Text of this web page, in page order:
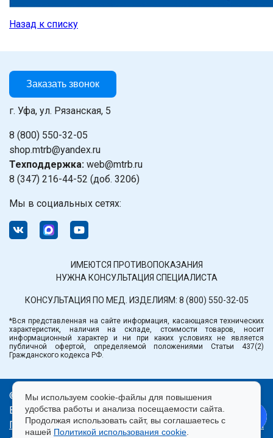
Назад к списку
Заказать звонок
г. Уфа, ул. Рязанская, 5
8 (800) 550-32-05
shop.mtrb@yandex.ru
Техподдержка: web@mtrb.ru
8 (347) 216-44-52 (доб. 3206)
Мы в социальных сетях:
ИМЕЮТСЯ ПРОТИВОПОКАЗАНИЯ
НУЖНА КОНСУЛЬТАЦИЯ СПЕЦИАЛИСТА
КОНСУЛЬТАЦИЯ ПО МЕД. ИЗДЕЛИЯМ: 8 (800) 550-32-05
*Вся представленная на сайте информация, касающаяся технических
характеристик, наличия на складе, стоимости товаров, носит
информационный характер и ни при каких условиях не является
публичной офертой, определяемой положениями Статьи 437(2)
Гражданского кодекса РФ.
© ООО «Медтехника» РБ.
Все права защищены 2026.
Политика конфиденциальности| Правила пользования
Мы используем cookie-файлы для повышения
удобства работы и анализа посещаемости сайта.
Продолжая использовать сайт, вы соглашаетесь с
нашей Политикой использования cookie